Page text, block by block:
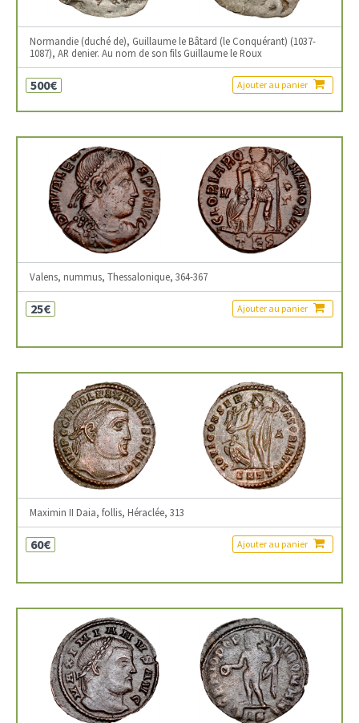
Normandie (duché de), Guillaume le Bâtard (le Conquérant) (1037-
1087), AR denier. Au nom de son fils Guillaume le Roux
500€ Ajouter au panier
Valens, nummus, Thessalonique, 364-367
25€ Ajouter au panier
Maximin II Daia, follis, Héraclée, 313
60€ Ajouter au panier